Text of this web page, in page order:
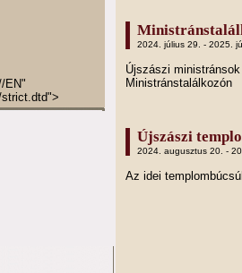
EN"
2024. július 29. - 2025.
Újszászi
Ministránstalálkozón
Újszászi
2024. augusztus 20. -
Az idei